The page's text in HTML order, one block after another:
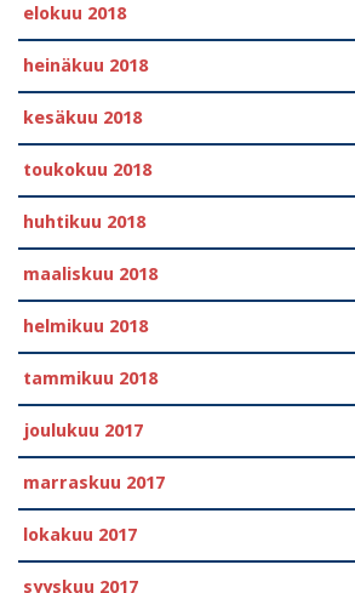
elokuu 2018
heinäkuu 2018
kesäkuu 2018
toukokuu 2018
huhtikuu 2018
maaliskuu 2018
helmikuu 2018
tammikuu 2018
joulukuu 2017
marraskuu 2017
lokakuu 2017
syyskuu 2017